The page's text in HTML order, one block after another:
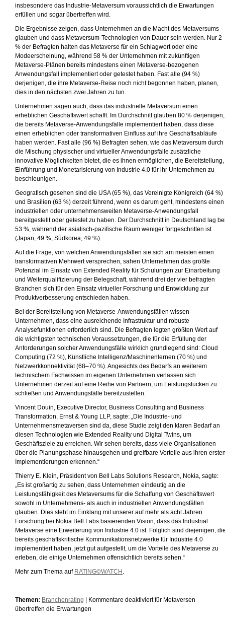
insbesondere das Industrie-Metaversum voraussichtlich die Erwartungen
erfüllen und sogar übertreffen wird.
Die Ergebnisse zeigen, dass Unternehmen an die Macht des Metaversums
glauben und dass Metaversum-Technologien von Dauer sein werden. Nur 2
% der Befragten halten das Metaverse für ein Schlagwort oder eine
Modeerscheinung, während 58 % der Unternehmen mit zukünftigen
Metaverse-Plänen bereits mindestens einen Metaverse-bezogenen
Anwendungsfall implementiert oder getestet haben. Fast alle (94 %)
derjenigen, die ihre Metaverse-Reise noch nicht begonnen haben, planen,
dies in den nächsten zwei Jahren zu tun.
Unternehmen sagen auch, dass das industrielle Metaversum einen
erheblichen Geschäftswert schafft. Im Durchschnitt glauben 80 % derjenigen,
die bereits Metaverse-Anwendungsfälle implementiert haben, dass diese
einen erheblichen oder transformativen Einfluss auf ihre Geschäftsabläufe
haben werden. Fast alle (96 %) Befragten sehen, wie das Metaversum durch
die Mischung physischer und virtueller Anwendungsfälle zusätzliche
innovative Möglichkeiten bietet, die es ihnen ermöglichen, die Bereitstellung,
Einführung und Monetarisierung von Industrie 4.0 für ihr Unternehmen zu
beschleunigen.
Geografisch gesehen sind die USA (65 %), das Vereinigte Königreich (64 %)
und Brasilien (63 %) derzeit führend, wenn es darum geht, mindestens einen
industriellen oder unternehmensweiten Metaverse-Anwendungsfall
bereitgestellt oder getestet zu haben. Der Durchschnitt in Deutschland lag
53 %, während der asiatisch-pazifische Raum weniger fortgeschritten ist
(Japan, 49 %; Südkorea, 49 %).
Auf die Frage, von welchen Anwendungsfällen sie sich am meisten einen
transformativen Mehrwert versprechen, sahen Unternehmen das größte
Potenzial im Einsatz von Extended Reality für Schulungen zur Einarbeitung
und Weiterqualifizierung der Belegschaft, während drei der vier befragten
Branchen sich für den Einsatz virtueller Forschung und Entwicklung zur
Produktverbesserung entschieden haben.
Bei der Bereitstellung von Metaverse-Anwendungsfällen wissen
Unternehmen, dass eine ausreichende Infrastruktur und robuste
Analysefunktionen erforderlich sind. Die Befragten legten größten Wert auf
die wichtigsten technischen Voraussetzungen, die für die Erfüllung der
Anforderungen solcher Anwendungsfälle wirklich grundlegend sind: Cloud
Computing (72 %), Künstliche Intelligenz/Maschinenlernen (70 %) und
Netzwerkkonnektivität (68–70 %). Angesichts des Bedarfs an weiterem
technischem Fachwissen im eigenen Unternehmen verlassen sich
Unternehmen derzeit auf eine Reihe von Partnern, um Leistungslücken zu
schließen und Anwendungsfälle bereitzustellen.
Vincent Douin, Executive Director, Business Consulting and Business
Transformation, Ernst & Young LLP, sagte: „Die Industrie- und
Unternehmensmetaversen sind da, diese Studie zeigt den klaren Bedarf an
diesen Technologien wie Extended Reality und Digital Twins, um
Geschäftsziele zu erreichen. Wir sehen bereits, dass viele Organisationen
über die Planungsphase hinausgehen und greifbare Vorteile aus ihren
Implementierungen erkennen.“
Thierry E. Klein, Präsident von Bell Labs Solutions Research, Nokia, sagte:
„Es ist großartig zu sehen, dass Unternehmen eindeutig an die
Leistungsfähigkeit des Metaversums für die Schaffung von Geschäftswert
sowohl in Unternehmens- als auch in industriellen Anwendungsfällen
glauben. Dies steht im Einklang mit unserer auf mehr als acht Jahren
Forschung bei Nokia Bell Labs basierenden Vision, dass das Industrial
Metaverse eine Erweiterung von Industrie 4.0 ist. Folglich sind diejenigen,
bereits geschäftskritische Kommunikationsnetzwerke für Industrie 4.0
implementiert haben, jetzt gut aufgestellt, um die Vorteile des Metaverse zu
erleben, die einige Unternehmen offensichtlich bereits sehen.“
Mehr zum Thema auf RATING©WATCH
Themen: Branchenrating Kommentare deaktiviertfür Metaversen
übertreffen die Erwartungen